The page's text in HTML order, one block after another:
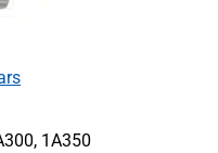
1A350